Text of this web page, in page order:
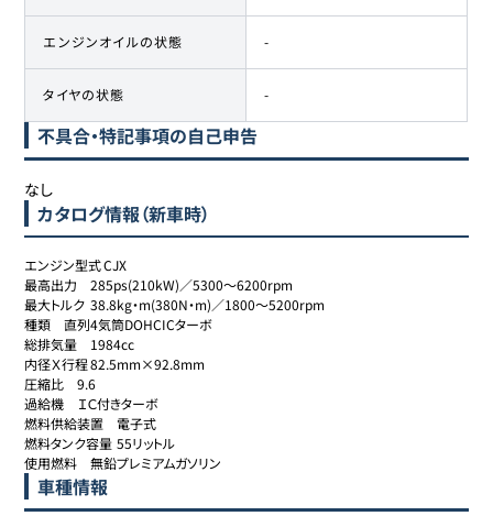
エンジンオイルの状態 -
タイヤの状態 -
不具合・特記事項の自己申告
なし
カタログ情報（新車時）
エンジン型式	CJX
最高出力	285ps(210kW)／5300～6200rpm
最大トルク	38.8kg・m(380N・m)／1800～5200rpm
種類	直列4気筒DOHCICターボ
総排気量	1984cc
内径Ｘ行程	82.5mm×92.8mm
圧縮比	9.6
過給機	ＩＣ付きターボ
燃料供給装置	電子式
燃料タンク容量	55リットル
使用燃料	無鉛プレミアムガソリン
車種情報